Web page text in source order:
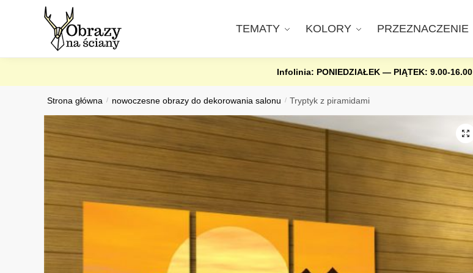
TEMATY KOLORY PRZEZNACZENIE
Infolinia: PONIEDZIAŁEK — PIĄTEK: 9.00-16.00
Strona główna / nowoczesne obrazy do dekorowania salonu / Tryptyk z piramidami